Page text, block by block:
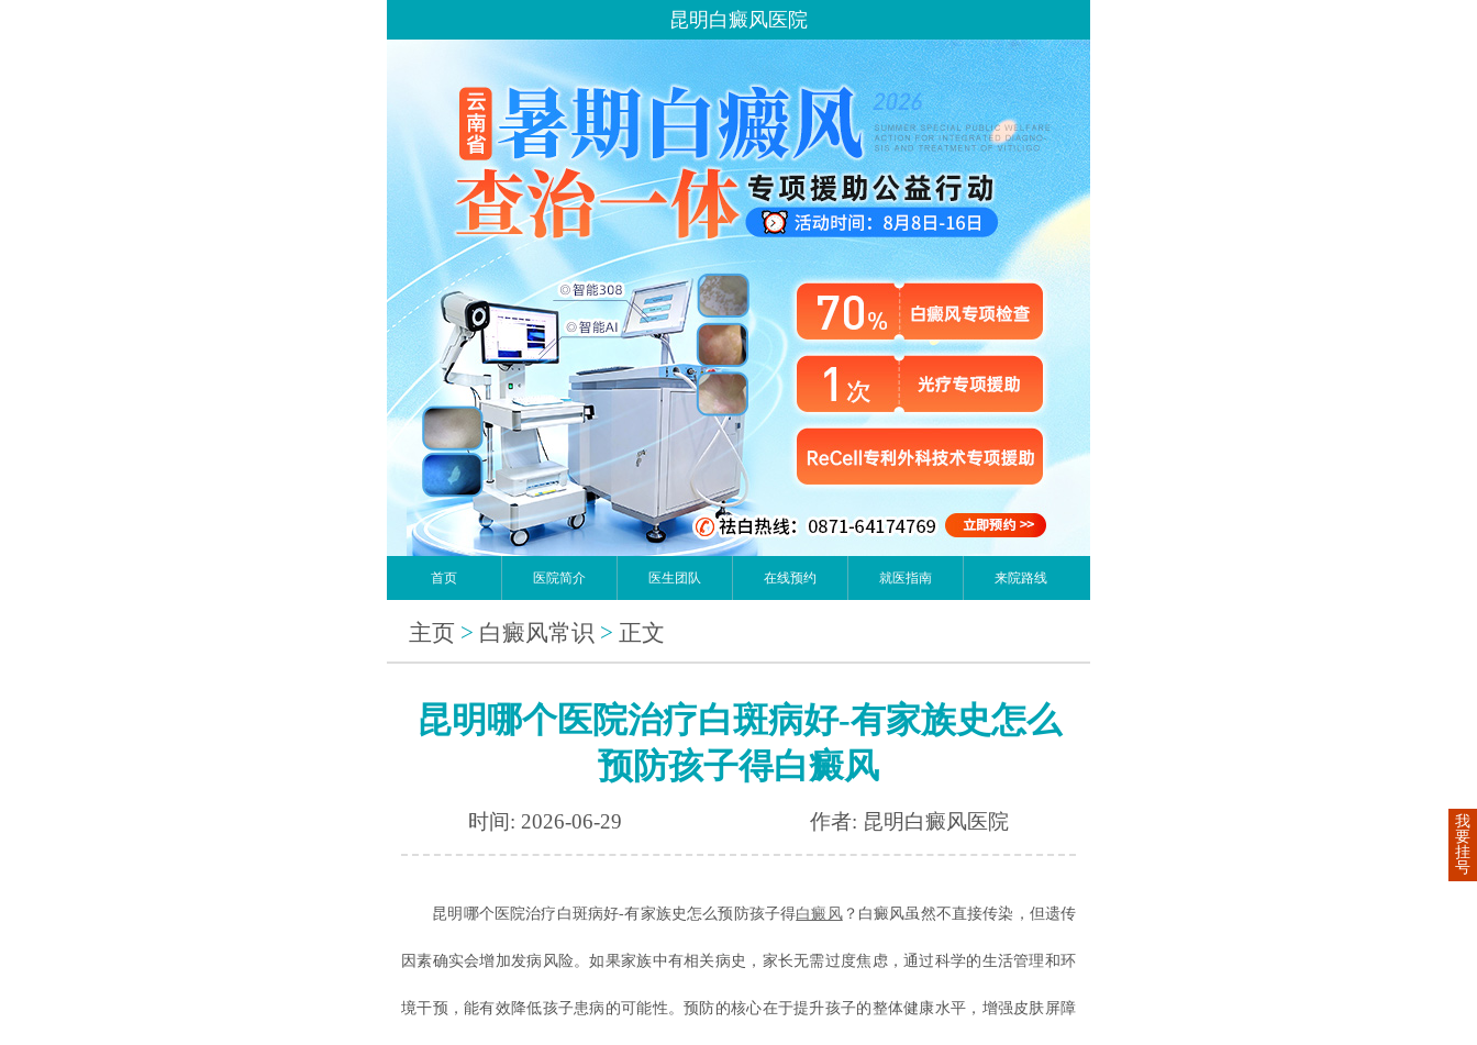
昆明白癜风医院
首页 医院简介 医生团队 在线预约 就医指南 来院路线
主页 > 白癜风常识 > 正文
昆明哪个医院治疗白斑病好-有家族史怎么
预防孩子得白癜风
时间: 2026-06-29 作者: 昆明白癜风医院
昆明哪个医院治疗白斑病好-有家族史怎么预防孩子得白癜风？白癜风虽然不直接传染，但遗传
因素确实会增加发病风险。如果家族中有相关病史，家长无需过度焦虑，通过科学的生活管理和环
境干预，能有效降低孩子患病的可能性。预防的核心在于提升孩子的整体健康水平，增强皮肤屏障
我
要
挂
号